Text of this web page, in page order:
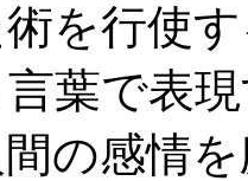
を行使
葉で表
の感情を